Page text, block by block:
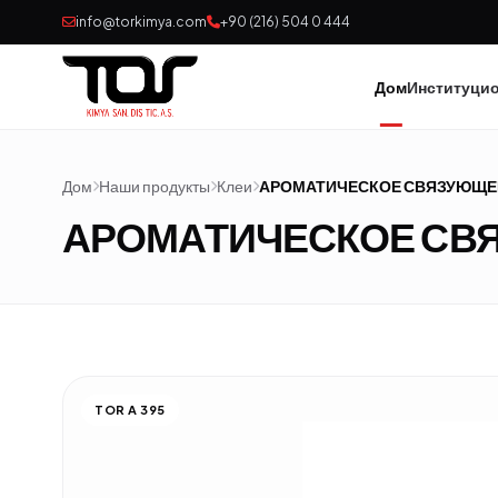
info@torkimya.com +90 (216) 504 0 444
Дом
Дом Наши продукты Клеи АРОМАТИЧЕСКОЕ
АРОМАТИЧЕСКОЕ
TOR A 395